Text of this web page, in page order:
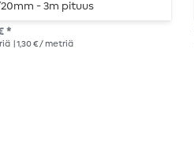
- 3m pituus
*
| 1,30 € / metriä